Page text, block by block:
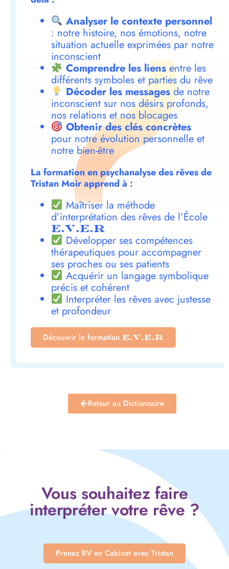
Analyser le contexte personnel
: notre histoire, nos émotions, notre
situation actuelle exprimées par notre
inconscient
Comprendre les liensentre les
différents symboles et parties du rêve
Décoder les messagesde notre
inconscient sur nos désirs profonds,
nos relations et nos blocages
Obtenir des clés concrètes
pour notre évolution personnelle et
notre bien-être
La formation en psychanalyse des rêves de
Tristan Moir apprend à :
Maîtriser la méthode
d’interprétation des rêves de l’École
E.V.E.R
Développer ses compétences
thérapeutiques pour accompagner
ses proches ou ses patients
Acquérir un langage symbolique
précis et cohérent
Interpréter les rêves avec justesse
et profondeur
Découvrir la formation E.V.E.R
Retour au Dictionnaire
Vous souhaitez faire
interpréter votre rêve ?
Prenez RV en Cabinet avec Tristan